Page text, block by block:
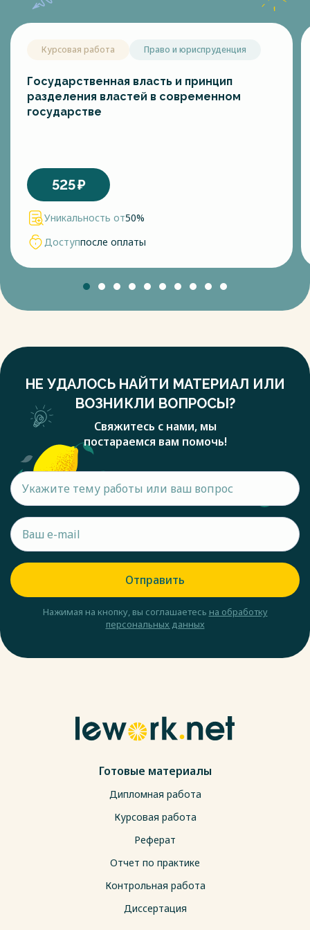
адекватным инструментом, который позволит уменьшить
негативные последствия глобализации. Глобализация,
недавние кризисы и стихийные бедствия бросают вызов
политическому руководству и управлению рисками во
непредвиденных обстоятельств, а также из-за слабых
связей и сбоев в потоке информации. Эти проблемы
требуют от правительств адаптации своих процессов,
Весь текст будет доступен
Курсовая работа Право и юриспруденция
Государственная власть и принцип
разделения властей в современном
государстве
525₽
Уникальность от50%
Доступпосле оплаты
НЕ УДАЛОСЬ НАЙТИ МАТЕРИАЛ ИЛИ
ВОЗНИКЛИ ВОПРОСЫ?
Свяжитесь с нами, мы
постараемся вам помочь!
Отправить
Нажимая на кнопку, вы соглашаетесь на обработку
персональных данных
Готовые материалы
Дипломная работа
Курсовая работа
Реферат
Отчет по практике
Контрольная работа
Диссертация